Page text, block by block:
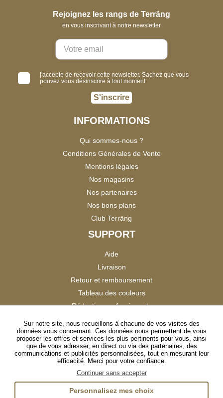
Rejoignez les rangs de Terräng
en vous inscrivant à notre newsletter
j'accepte de recevoir cette newsletter. Sachez que vous
pouvez vous désinscrire à tout moment.
S'inscrire
INFORMATIONS
Qui sommes-nous ?
Conditions Générales de Vente
Mentions légales
Nos magasins
Nos partenaires
Nos bons plans
Club Terräng
SUPPORT
Aide
Livraison
Retour et remboursement
Tableau des couleurs
Réduction professionnels
Satisfaction Clients
SUIVEZ-NOUS
Sur notre site, nous recueillons à chacune de vos visites des
données vous concernant. Ces données nous permettent de vous
proposer les offres et services les plus pertinents pour vous, ainsi
que de vous adresser, en direct ou via des partenaires, des
communications et publicités personnalisées, tout en mesurant leur
efficacité. Merci pour votre confiance.
Continuer sans accepter
Personnalisez mes choix